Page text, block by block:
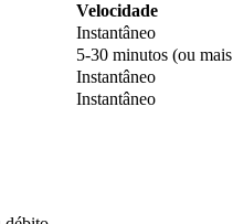
Velocidade
Instantâneo
5-30 minutos (ou
Instantâneo
Instantâneo